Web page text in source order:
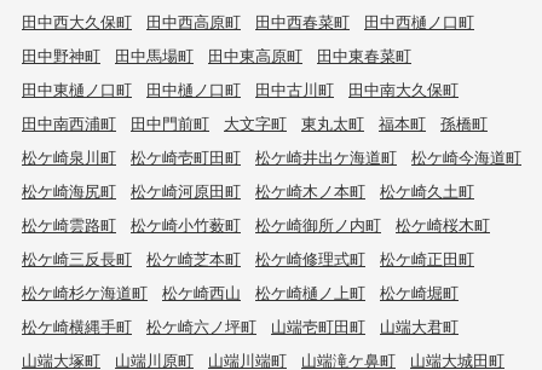
田中西大久保町
田中西高原町 田中西春菜町
田中西樋ノ口町
田中野神町
田中馬場町 田中東高原町
田中東春菜町
田中東樋ノ口町
田中樋ノ口町 田中古川町
田中南大久保町
田中南西浦町
田中門前町 大文字町 東丸太町 福本町
孫橋町
松ケ崎泉川町
松ケ崎壱町田町 松ケ崎井出ケ海道町
松ケ崎今海道町
松ケ崎海尻町
松ケ崎河原田町 松ケ崎木ノ本町
松ケ崎久土町
松ケ崎雲路町
松ケ崎小竹薮町 松ケ崎御所ノ内町
松ケ崎桜木町
松ケ崎三反長町
松ケ崎芝本町 松ケ崎修理式町
松ケ崎正田町
松ケ崎杉ケ海道町
松ケ崎西山 松ケ崎樋ノ上町
松ケ崎堀町
松ケ崎横縄手町
松ケ崎六ノ坪町 山端壱町田町
山端大君町
山端大塚町
山端川原町 山端川端町 山端滝ケ鼻町
山端大城田町